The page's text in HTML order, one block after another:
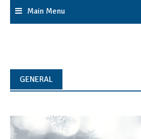
Main Menu
GENERAL